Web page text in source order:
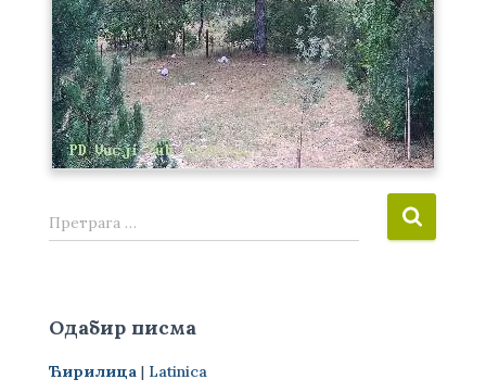
П
р
а
а
Претрага …
Одабир писма
Ћирилица | Latinica